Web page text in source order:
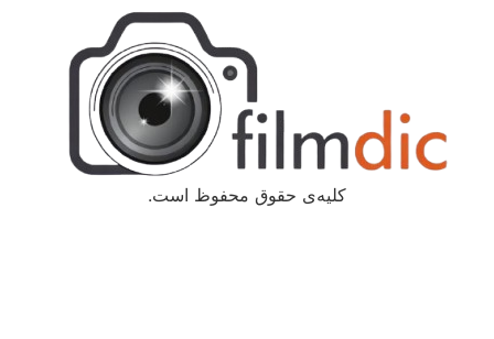
کلیه‌ی حقوق محفوظ است.